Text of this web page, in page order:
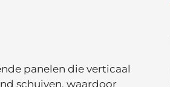
panelen die verticaal
schuiven, waardoor